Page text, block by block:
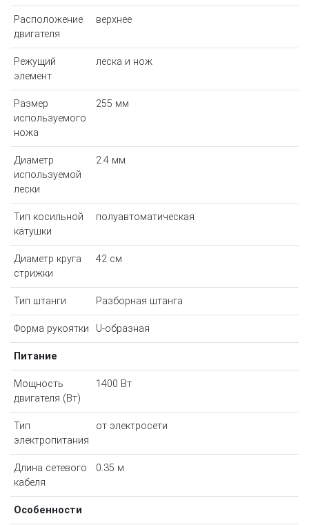
Расположение
двигателя
верхнее
Режущий
элемент
леска и нож
Размер
используемого
ножа
255 мм
Диаметр
используемой
лески
2.4 мм
Тип косильной
катушки
полуавтоматическая
Диаметр круга
стрижки
42 см
Тип штанги Разборная штанга
Форма рукоятки U-образная
Питание
Мощность
двигателя (Вт)
1400 Вт
Тип
электропитания
от электросети
Длина сетевого
кабеля
0.35 м
Особенности